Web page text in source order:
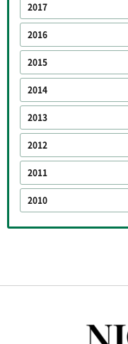
2017
2016
2015
2014
2013
2012
2011
2010